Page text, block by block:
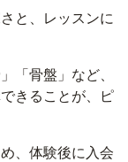
と、レッスンに
「骨盤」など、
きることが、ピ
、体験後に入会